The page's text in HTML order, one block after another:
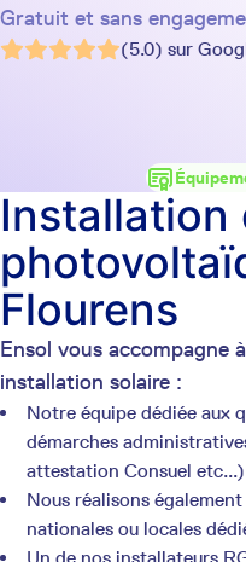
Gratuit et sans
(5.0) sur
Ensol vous accompagne
installation solaire :
Notre équipe dédiée aux
démarches
attestation Consuel etc...)
Nous réalisons
nationales ou locales
Installation
Flourens